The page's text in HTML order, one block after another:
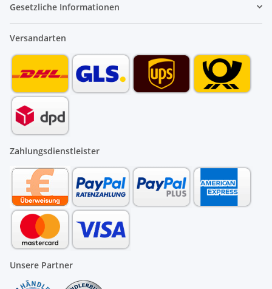
Gesetzliche Informationen
Versandarten
Zahlungsdienstleister
Unsere Partner